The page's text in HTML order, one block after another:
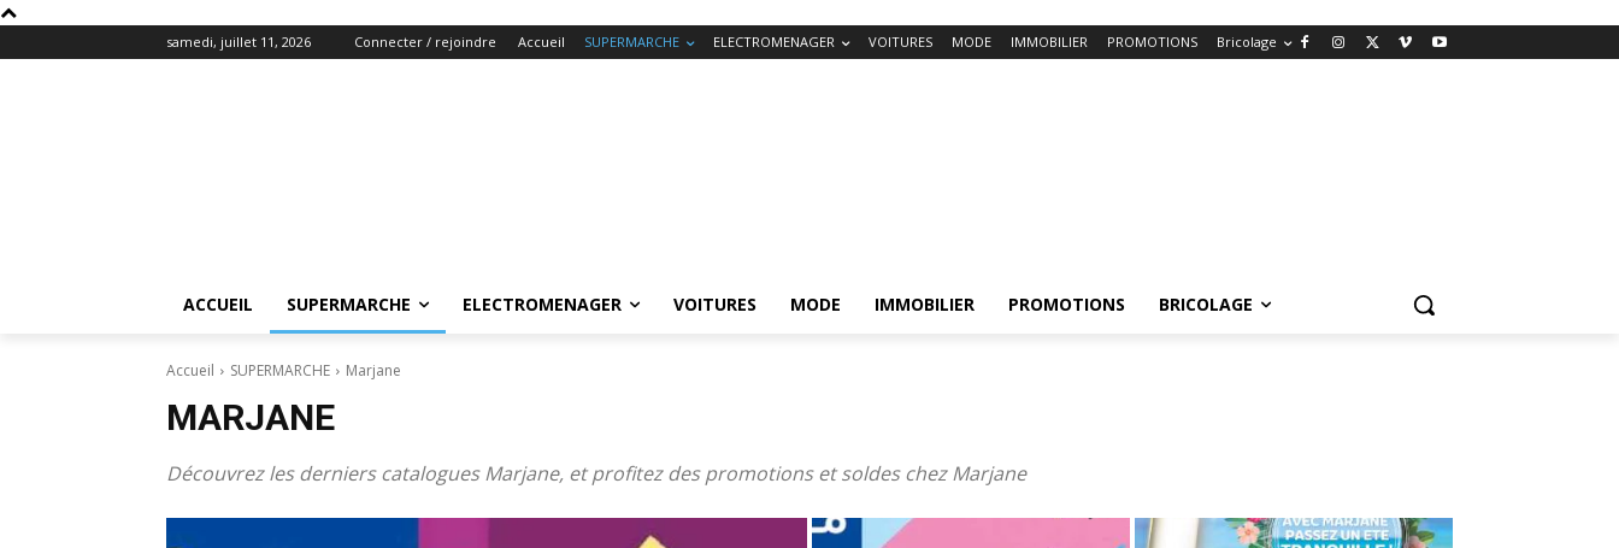
samedi, juillet 11, 2026 Connecter / rejoindre Accueil SUPERMARCHE ELECTROMENAGER VOITURES MODE IMMOBILIER PROMOTIONS Bricolage
ACCUEIL SUPERMARCHE ELECTROMENAGER VOITURES MODE IMMOBILIER PROMOTIONS BRICOLAGE
Accueil SUPERMARCHE Marjane
MARJANE
Découvrez les derniers catalogues Marjane, et profitez des promotions et soldes chez Marjane